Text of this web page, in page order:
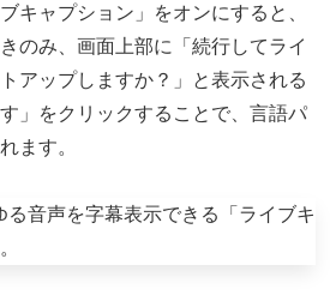
キャプション」をオンにすると、
のみ、画面上部に「続行してライ
アップしますか？」と表示される
」をクリックすることで、言語パ
ます。